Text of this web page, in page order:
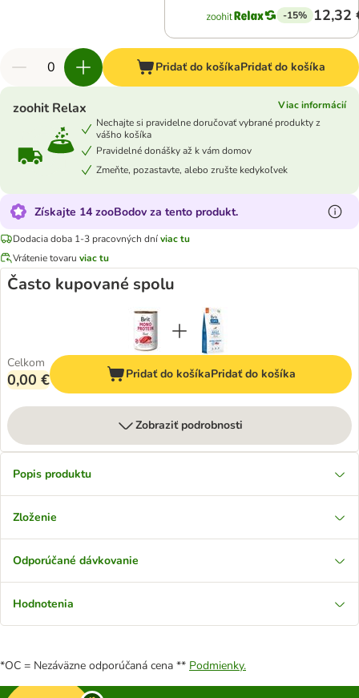
-15% 12,32
Pridať do košíkaPridať do košíka
zoohit Relax
Viac informácií
Nechajte si pravidelne doručovať vybrané produkty z
vášho košíka
Pravidelné donášky až k vám domov
Zmeňte, pozastavte, alebo zrušte kedykoľvek
Získajte 14 zooBodov za tento produkt.
Dodacia doba 1-3 pracovných dníviac tu
Vrátenie tovaru viac tu
Často kupované spolu
Celkom
0,00 € Pridať do košíkaPridať do košíka
Zobraziť podrobnosti
Popis produktu
Zloženie
Odporúčané dávkovanie
Hodnotenia
*OC = Nezáväzne odporúčaná cena ** Podmienky.